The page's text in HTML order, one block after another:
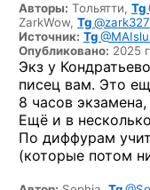
Авторы: Тольятти, Tg
ZarkWow, Tg@zark327
Источник: Tg
Опубликовано: 2025
Экз у
пиcец вам. Это
8 часов экзамена,
Ещё и в
По диффурам
(которые потом